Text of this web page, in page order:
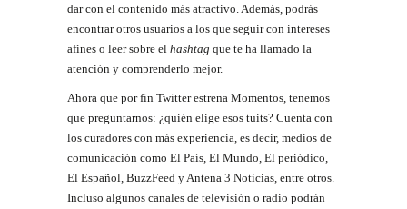
dar con el contenido más atractivo. Además, podrás
encontrar otros usuarios a los que seguir con intereses
afines o leer sobre el hashtag que te ha llamado la
atención y comprenderlo mejor.
Ahora que por fin Twitter estrena Momentos, tenemos
que preguntarnos: ¿quién elige esos tuits? Cuenta con
los curadores con más experiencia, es decir, medios de
comunicación como El País, El Mundo, El periódico,
El Español, BuzzFeed y Antena 3 Noticias, entre otros.
Incluso algunos canales de televisión o radio podrán